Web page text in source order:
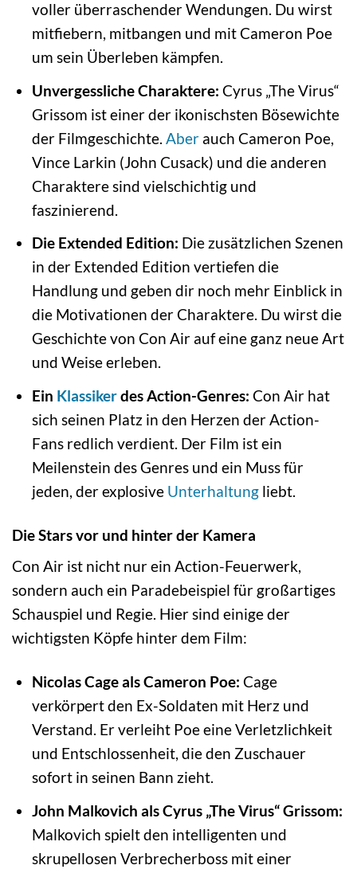
voller überraschender Wendungen. Du wirst
mitfiebern, mitbangen und mit Cameron Poe
um sein Überleben kämpfen.
Unvergessliche Charaktere: Cyrus „The Virus“
Grissom ist einer der ikonischsten Bösewichte
der Filmgeschichte. Aberauch Cameron Poe,
Vince Larkin (John Cusack) und die anderen
Charaktere sind vielschichtig und
faszinierend.
Die Extended Edition: Die zusätzlichen Szenen
in der Extended Edition vertiefen die
Handlung und geben dir noch mehr Einblick in
die Motivationen der Charaktere. Du wirst die
Geschichte von Con Air auf eine ganz neue Art
und Weise erleben.
Ein Klassikerdes Action-Genres: Con Air hat
sich seinen Platz in den Herzen der Action-
Fans redlich verdient. Der Film ist ein
Meilenstein des Genres und ein Muss für
jeden, der explosive Unterhaltungliebt.
Die Stars vor und hinter der Kamera
Con Air ist nicht nur ein Action-Feuerwerk,
sondern auch ein Paradebeispiel für großartiges
Schauspiel und Regie. Hier sind einige der
wichtigsten Köpfe hinter dem Film:
Nicolas Cage als Cameron Poe: Cage
verkörpert den Ex-Soldaten mit Herz und
Verstand. Er verleiht Poe eine Verletzlichkeit
und Entschlossenheit, die den Zuschauer
sofort in seinen Bann zieht.
John Malkovich als Cyrus „The Virus“ Grissom:
Malkovich spielt den intelligenten und
skrupellosen Verbrecherboss mit einer